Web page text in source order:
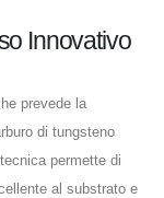
Innovativo
prevede la
di tungsteno
permette di
al substrato e